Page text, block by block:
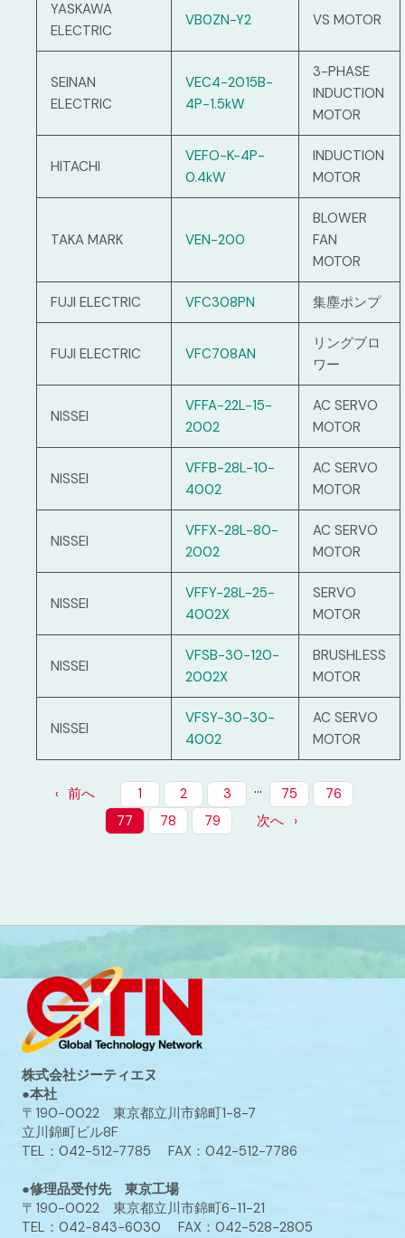
YASKAWA
ELECTRIC
VB0ZN-Y2 VS MOTOR
SEINAN
ELECTRIC
VEC4-2015B-
4P-1.5kW
3-PHASE
INDUCTION
MOTOR
HITACHI
VEFO-K-4P-
0.4kW
INDUCTION
MOTOR
TAKA MARK VEN-200
BLOWER
FAN
MOTOR
FUJI ELECTRIC VFC308PN 集塵ポンプ
FUJI ELECTRIC VFC708AN
リングブロ
ワー
NISSEI
VFFA-22L-15-
2002
AC SERVO
MOTOR
NISSEI
VFFB-28L-10-
4002
AC SERVO
MOTOR
NISSEI
VFFX-28L-80-
2002
AC SERVO
MOTOR
NISSEI
VFFY-28L-25-
4002X
SERVO
MOTOR
NISSEI
VFSB-30-120-
2002X
BRUSHLESS
MOTOR
NISSEI
VFSY-30-30-
4002
AC SERVO
MOTOR
前へ 1 2 3 … 75
76
77
78 79 次へ
株式会社ジーティエヌ
●本社
〒190-0022 東京都立川市錦町1-8-7
立川錦町ビル8F
TEL：042-512-7785 FAX：042-512-7786
●修理品受付先 東京工場
〒190-0022 東京都立川市錦町6-11-21
TEL：042-843-6030 FAX：042-528-2805